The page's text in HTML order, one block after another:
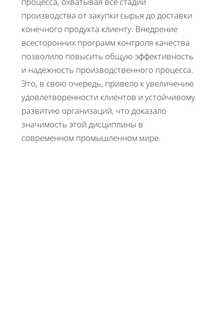
производства от закупки сырья до доставки
конечного продукта клиенту. Внедрение
всесторонних программ контроля качества
позволило повысить общую эффективность
и надежность производственного процесса.
Это, в свою очередь, привело к увеличению
удовлетворенности клиентов и устойчивому
развитию организаций, что доказало
значимость этой дисциплины в
современном промышленном мире.